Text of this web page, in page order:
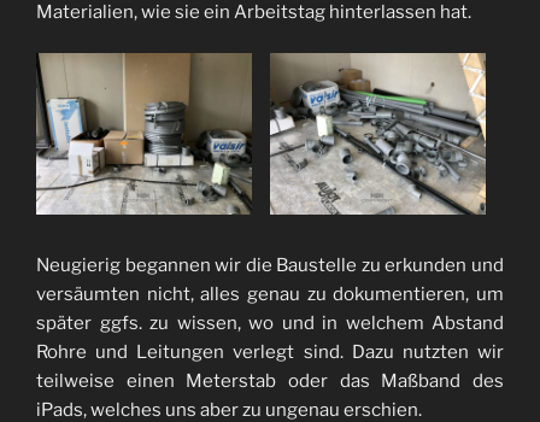
Materialien, wie sie ein Arbeitstag hinterlassen hat.
Neugierig begannen wir die Baustelle zu erkunden und
versäumten nicht, alles genau zu dokumentieren, um
später ggfs. zu wissen, wo und in welchem Abstand
Rohre und Leitungen verlegt sind. Dazu nutzten wir
teilweise einen Meterstab oder das Maßband des
iPads, welches uns aber zu ungenau erschien.